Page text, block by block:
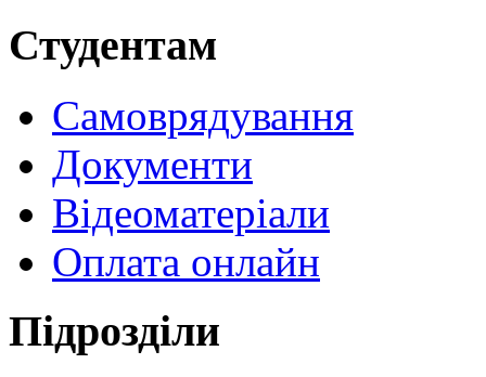
Студентам
Самоврядування
Документи
Відеоматеріали
Оплата онлайн
Підрозділи